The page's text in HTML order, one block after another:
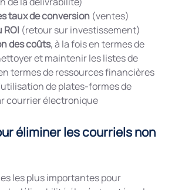
taux de conversion (ventes)
(retour sur investissement)
des coûts, à la fois en termes de
et maintenir les listes de
termes de ressources financières
de plates-formes de
courrier électronique
éliminer les courriels non
les plus importantes pour